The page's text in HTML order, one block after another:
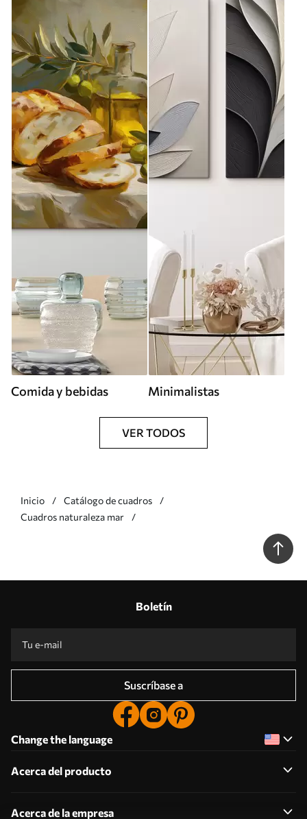
Comida y bebidas Minimalistas
VER TODOS
Inicio
Catálogo de cuadros
Cuadros naturaleza mar
Boletín
Suscríbase a
Change the language
Acerca del producto
Acerca de la empresa